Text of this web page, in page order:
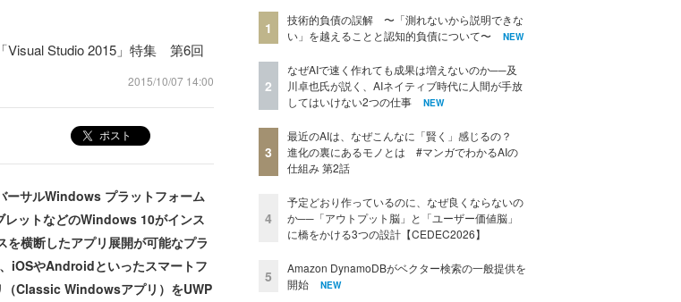
Visual Studio 2015」特集 第6回
2015/10/07 14:00
ポスト
サルWindows プラットフォーム
レットなどのWindows 10がインス
を横断したアプリ展開が可能なプラ
iOSやAndroidといったスマートフ
（Classic Windowsアプリ）をUWP
1
技術的負債の誤解 〜「測れないから説明できな
い」を越えることと認知的負債について〜
NEW
2
なぜAIで速く作れても成果は増えないのか──及
川卓也氏が説く、AIネイティブ時代に人間が手放
してはいけない2つの仕事
NEW
3
最近のAIは、なぜこんなに「賢く」感じるの？
進化の裏にあるモノとは #マンガでわかるAIの
仕組み 第2話
4
予定どおり作っているのに、なぜ良くならないの
か──「アウトプット脳」と「ユーザー価値脳」
に橋をかける3つの設計【CEDEC2026】
5
Amazon DynamoDBがベクター検索の一般提供を
開始
NEW